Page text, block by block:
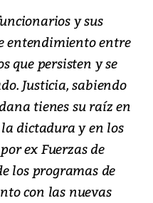
y sus
entendimiento entre
que persisten y se
Justicia, sabiendo
tienes su raíz en
dictadura y en los
ex Fuerzas de
los programas de
con las nuevas